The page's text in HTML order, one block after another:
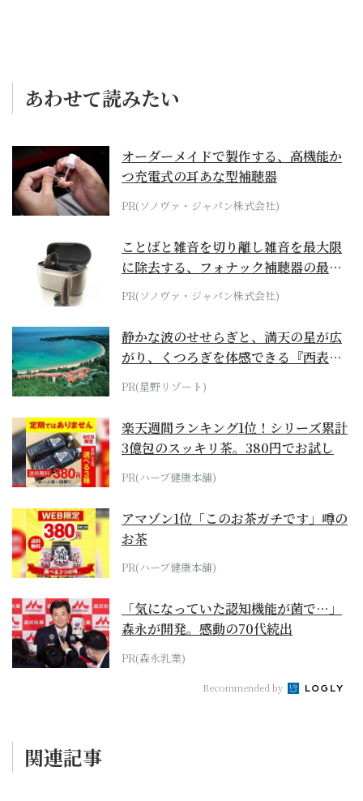
あわせて読みたい
オーダーメイドで製作する、高機能か
つ充電式の耳あな型補聴器
PR(ソノヴァ・ジャパン株式会社)
ことばと雑音を切り離し雑音を最大限
に除去する、フォナック補聴器の最上
位モデル
PR(ソノヴァ・ジャパン株式会社)
静かな波のせせらぎと、満天の星が広
がり、くつろぎを体感できる『西表島
ホテル by...
PR(星野リゾート)
楽天週間ランキング1位！シリーズ累計
3億包のスッキリ茶。380円でお試し
PR(ハーブ健康本舗)
アマゾン1位「このお茶ガチです」噂の
お茶
PR(ハーブ健康本舗)
「気になっていた認知機能が菌で…」
森永が開発。感動の70代続出
PR(森永乳業)
Recommended by
関連記事